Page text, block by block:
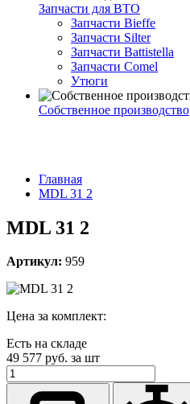
Запчасти для ВТО
Запчасти Bieffe
Запчасти Silter
Запчасти Battistella
Запчасти Comel
Утюги
Собственное производство
Главная
MDL 31 2
MDL 31 2
Артикул: 959
Цена за комплект:
Есть на складе
49 577 руб. за шт